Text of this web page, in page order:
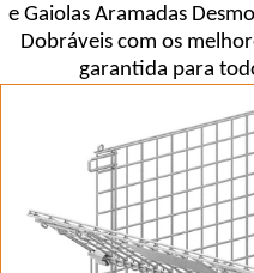
e Gaiolas Aramadas
Dobráveis com os
garantida para